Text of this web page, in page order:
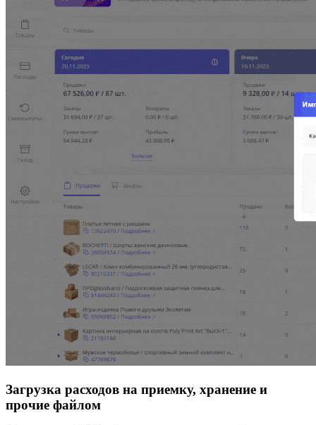
Загрузка расходов на приемку, хранение и
прочие файлом